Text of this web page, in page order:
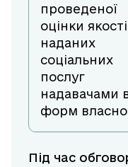
проведеної
оцінки якості
наданих
соціальних
послуг
надавачами
форм
Під час